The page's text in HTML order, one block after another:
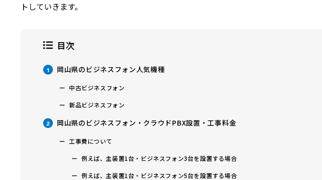
トしていきます。
目次
1 岡山県のビジネスフォン人気機種
中古ビジネスフォン
新品ビジネスフォン
2 岡山県のビジネスフォン・クラウドPBX設置・工事料金
工事費について
例えば、主装置1台・ビジネスフォン3台を設置する場合
例えば、主装置1台・ビジネスフォン5台を設置する場合